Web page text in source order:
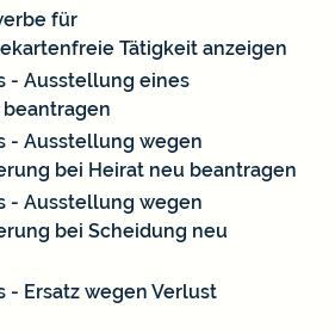
für
Tätigkeit anzeigen
- Ausstellung eines
- Ausstellung wegen
bei Heirat neu beantragen
- Ausstellung wegen
bei Scheidung neu
- Ersatz wegen Verlust